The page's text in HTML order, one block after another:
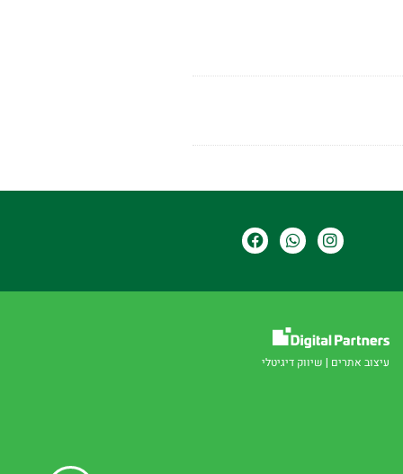
עיצוב אתרים | שיווק דיגיטלי